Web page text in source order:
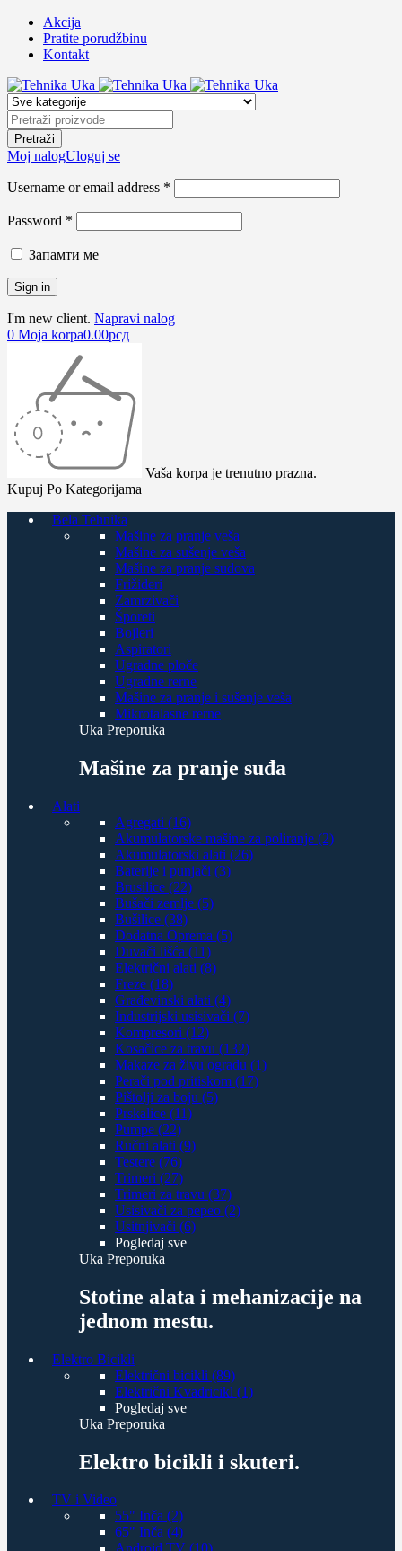
Akcija
Pratite porudžbinu
Kontakt
Moj nalogUloguj se
Username or email address *
Password *
Запамти ме
I'm new client. Napravi nalog
0 Moja korpa0.00рсд
Vaša korpa je trenutno prazna.
Kupuj Po Kategorijama
Bela Tehnika
Mašine za pranje veša
Mašine za sušenje veša
Mašine za pranje sudova
Frižideri
Zamrzivači
Šporeti
Bojleri
Aspiratori
Ugradne ploče
Ugradne rerne
Mašine za pranje i sušenje veša
Mikrotalasne rerne
Uka Preporuka
Mašine za pranje suđa
Alati
Agregati (16)
Akumulatorske mašine za poliranje (2)
Akumulatorski alati (26)
Baterije i punjači (3)
Brusilice (22)
Bušači zemlje (5)
Bušilice (38)
Dodatna Oprema (5)
Duvači lišća (11)
Električni alati (8)
Freze (18)
Građevinski alati (4)
Industrijski usisivači (7)
Kompresori (12)
Kosačice za travu (132)
Makaze za živu ogradu (1)
Perači pod pritiskom (17)
Pištolji za boju (5)
Prskalice (11)
Pumpe (22)
Ručni alati (9)
Testere (76)
Trimeri (27)
Trimeri za travu (37)
Usisivači za pepeo (2)
Usitnjivači (6)
Pogledaj sve
Uka Preporuka
Stotine alata i mehanizacije na
jednom mestu.
Elektro Bicikli
Električni bicikli (89)
Električni Kvadricikl (1)
Pogledaj sve
Uka Preporuka
Elektro bicikli i skuteri.
TV i Video
55" Inča (2)
65" Inča (4)